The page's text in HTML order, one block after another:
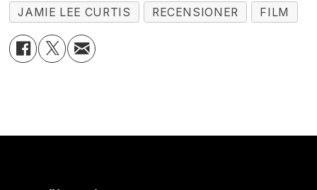
JAMIE LEE CURTIS
RECENSIONER FILM